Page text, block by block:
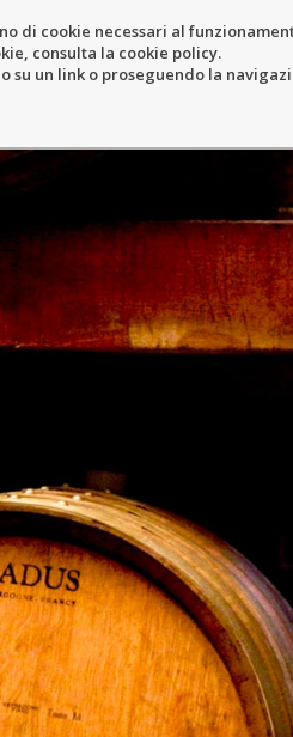
di cookie necessari al
consulta la cookie policy.
un link o proseguendo la